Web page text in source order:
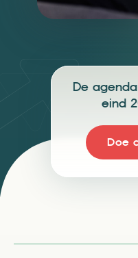
De
eind
Doe